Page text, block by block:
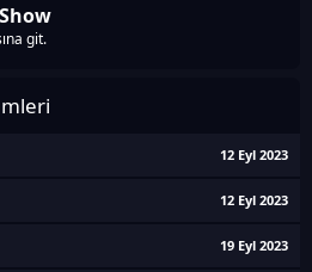
git.
12 Eyl 2023
12 Eyl 2023
19 Eyl 2023